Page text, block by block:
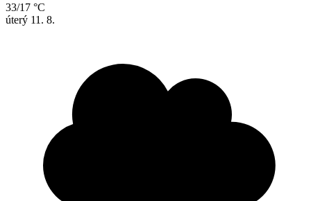
33/17 °C
úterý 11. 8.